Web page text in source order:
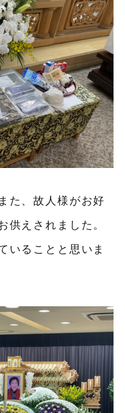
た、故人様がお好
供えされました。
いることと思いま